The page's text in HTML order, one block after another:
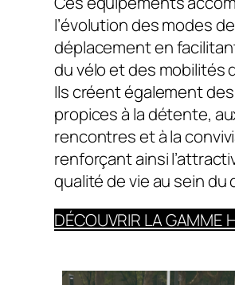
l’évolution des modes de
déplacement en
du vélo et des mobilités
Ils créent également
propices à la détente,
rencontres et à la
renforçant ainsi
qualité de vie au sein du
DÉCOUVRIR LA GAMME